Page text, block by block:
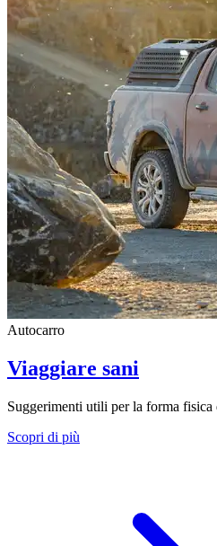
Autocarro
Viaggiare sani
Suggerimenti utili per la forma
Scopri di più